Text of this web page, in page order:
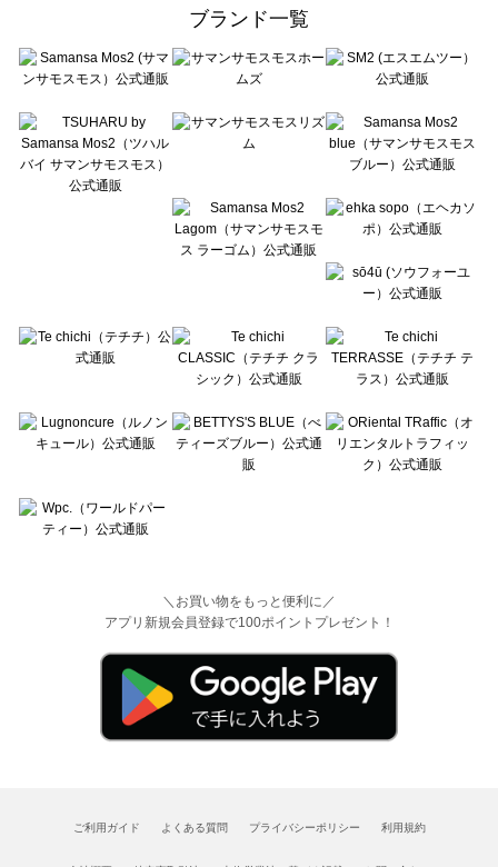
sō4ū（ソウフォーユー）のシューズ一覧
Te chichi（テチチ）のシューズ一覧
Te chichi CLASSIC（テチチ クラシック）のシューズ一覧
Lugnoncure（ルノンキュール）のシューズ一覧
BETTY'S BLUE（べティーズブルー）のシューズ一覧
Wpc.（ワールドパーティー）のシューズ一覧
ブランド一覧
＼お買い物をもっと便利に／
アプリ新規会員登録で100ポイントプレゼント！
ご利用ガイド よくある質問 プライバシーポリシー 利用規約